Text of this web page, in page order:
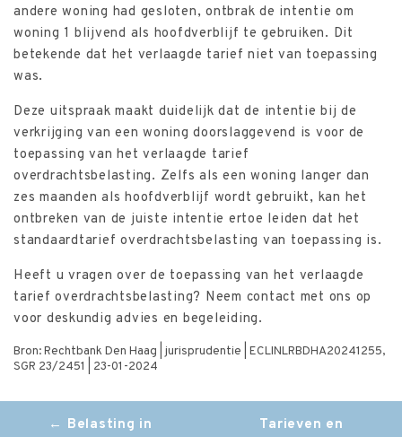
andere woning had gesloten, ontbrak de intentie om
woning 1 blijvend als hoofdverblijf te gebruiken. Dit
betekende dat het verlaagde tarief niet van toepassing
was.
Deze uitspraak maakt duidelijk dat de intentie bij de
verkrijging van een woning doorslaggevend is voor de
toepassing van het verlaagde tarief
overdrachtsbelasting. Zelfs als een woning langer dan
zes maanden als hoofdverblijf wordt gebruikt, kan het
ontbreken van de juiste intentie ertoe leiden dat het
standaardtarief overdrachtsbelasting van toepassing is.
Heeft u vragen over de toepassing van het verlaagde
tarief overdrachtsbelasting? Neem contact met ons op
voor deskundig advies en begeleiding.
Bron: Rechtbank Den Haag | jurisprudentie | ECLINLRBDHA20241255,
SGR 23/2451 | 23-01-2024
Post
← Belasting in
Tarieven en